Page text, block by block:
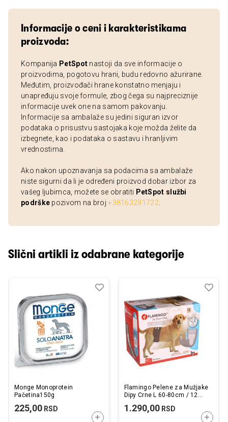
Informacije o ceni i karakteristikama
proizvoda:
Kompanija PetSpot nastoji da sve informacije o
proizvodima, pogotovu hrani, budu redovno ažurirane.
Međutim, proizvođači hrane konstatno menjaju i
unapređuju svoje formule, zbog čega su najpreciznije
informacije uvek one na samom pakovanju.
Informacije sa ambalaže su jedini siguran izvor
podataka o prisustvu sastojaka koje možda želite da
izbegnete, kao i podataka o sastavu i hranljivim
vrednostima.
Ako nakon upoznavanja sa podacima sa ambalaže
niste sigurni da li je određeni proizvod dobar izbor za
vašeg ljubimca, možete se obratiti PetSpot službi
podrške pozivom na broj+38163291722
Slični artikli iz odabrane kategorije
Monge Monoprotein
Pačetina150g
225,00 RSD
DODAJTE U KORPU
Dodaj
Uporedi
Flamingo Pelene za Mužjake
Dipy Crne L 60-80cm / 12
1.290,00RSD